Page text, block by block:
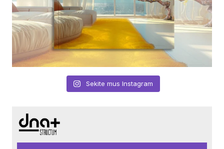
Sekite mus Instagram